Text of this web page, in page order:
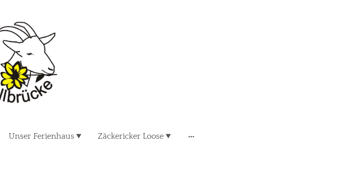
Unser Ferienhaus Zäckericker Loose